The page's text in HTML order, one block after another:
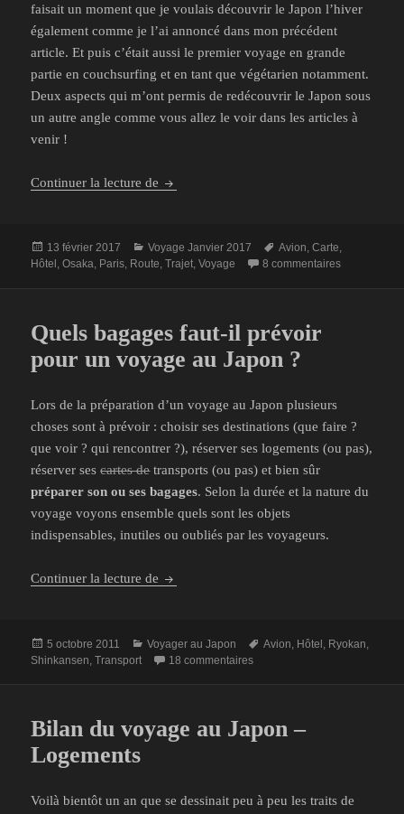
faisait un moment que je voulais découvrir le Japon l’hiver
également comme je l’ai annoncé dans mon précédent
article. Et puis c’était aussi le premier voyage en grande
partie en couchsurfing et en tant que végétarien notamment.
Deux aspects qui m’ont permis de redécouvrir le Japon sous
un autre angle comme vous allez le voir dans les articles à
venir !
Continuer la lecture de 28-29 décembre 2016 : Retour au Japon,
Publié
le
13 février 2017 Catégories
Voyage Janvier 2017
Mots-
clés
Avion,Carte,
Hôtel ,Osaka, Paris, Route,Trajet,Voyage 8 commentairessur 28-29
Quels bagages faut-il prévoir
pour un voyage au Japon ?
Lors de la préparation d’un voyage au Japon plusieurs
choses sont à prévoir : choisir ses destinations (que faire ?
que voir ? qui rencontrer ?), réserver ses logements (ou pas),
réserver sescartes detransports (ou pas) et bien sûr
préparer son ou ses bagages. Selon la durée et la nature du
voyage voyons ensemble quels sont les objets
indispensables, inutiles ou oubliés par les voyageurs.
Continuer la lecture de Quels bagages faut-il prévoir pour un
Publié
le
5 octobre 2011 Catégories
Voyager au Japon
Mots-
Avion Hôtel Ryokan
Shinkansen ,Transport 18 commentairessur Quels bagages faut-il
Bilan du voyage au Japon –
Logements
Voilà bientôt un an que se dessinait peu à peu les traits de